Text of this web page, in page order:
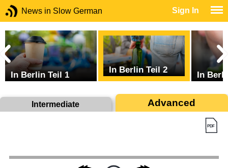
News in Slow German Sign In
In Berlin Teil 1 In Berlin Teil 2 In
Intermediate Advanced